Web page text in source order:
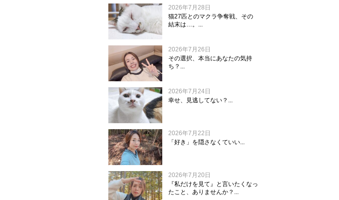
2026年7月28日
猫27匹とのマクラ争奪戦、その
結末は…。...
2026年7月26日
その選択、本当にあなたの気持
ち？...
2026年7月24日
幸せ、見逃してない？...
2026年7月22日
「好き」を隠さなくていい...
2026年7月20日
『私だけを見て』と言いたくなっ
たこと、ありませんか？...